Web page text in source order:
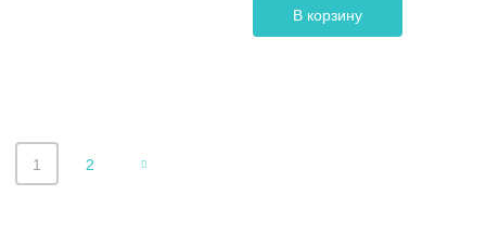
В корзину
1 2